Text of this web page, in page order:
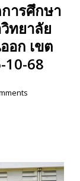
ารศึกษา
ทยาลัย
อก เขต
68